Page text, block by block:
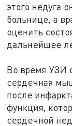
этого недуга
больнице, а
оценить
дальнейшее
Во время УЗИ
сердечная
после
функция,
сердечной